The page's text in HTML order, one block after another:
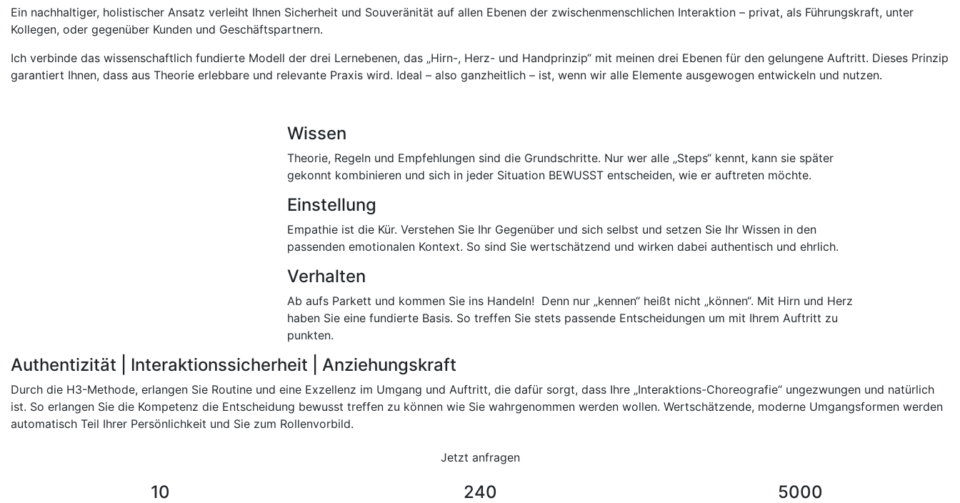
Ein nachhaltiger, holistischer Ansatz verleiht Ihnen Sicherheit und Souveränität auf allen Ebenen der zwischenmenschlichen Interaktion – privat, als Führungskraft, unter
Kollegen, oder gegenüber Kunden und Geschäftspartnern.
Ich verbinde das wissenschaftlich fundierte Modell der drei Lernebenen, das „Hirn-, Herz- und Handprinzip“ mit meinen drei Ebenen für den gelungene Auftritt. Dieses Prinzip
garantiert Ihnen, dass aus Theorie erlebbare und relevante Praxis wird. Ideal – also ganzheitlich – ist, wenn wir alle Elemente ausgewogen entwickeln und nutzen.
Wissen
Theorie, Regeln und Empfehlungen sind die Grundschritte. Nur wer alle „Steps“ kennt, kann sie später
gekonnt kombinieren und sich in jeder Situation BEWUSST entscheiden, wie er auftreten möchte.
Einstellung
Empathie ist die Kür. Verstehen Sie Ihr Gegenüber und sich selbst und setzen Sie Ihr Wissen in den
passenden emotionalen Kontext. So sind Sie wertschätzend und wirken dabei authentisch und ehrlich.
Verhalten
Ab aufs Parkett und kommen Sie ins Handeln! Denn nur „kennen“ heißt nicht „können“. Mit Hirn und Herz
haben Sie eine fundierte Basis. So treffen Sie stets passende Entscheidungen um mit Ihrem Auftritt zu
punkten.
Authentizität | Interaktionssicherheit | Anziehungskraft
Durch die H3-Methode, erlangen Sie Routine und eine Exzellenz im Umgang und Auftritt, die dafür sorgt, dass Ihre „Interaktions-Choreografie“ ungezwungen und natürlich
ist. So erlangen Sie die Kompetenz die Entscheidung bewusst treffen zu können wie Sie wahrgenommen werden wollen. Wertschätzende, moderne Umgangsformen werden
automatisch Teil Ihrer Persönlichkeit und Sie zum Rollenvorbild.
Jetzt anfragen
10 240 5000